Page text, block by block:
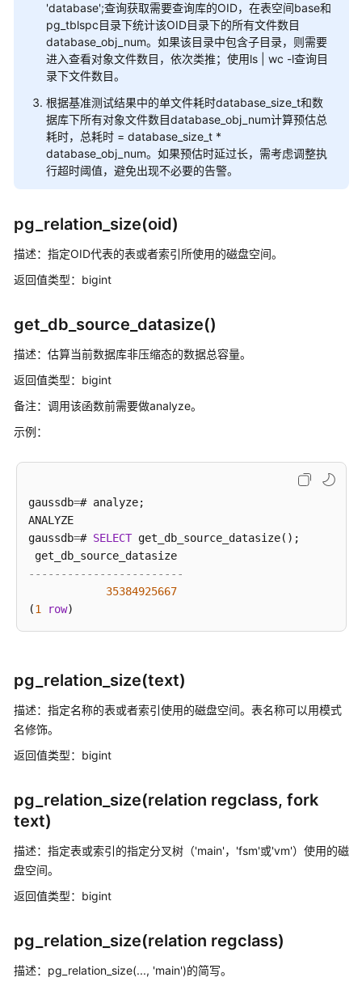
系
统
概
述
数
据
库
安
全
据
使
用
开
设
计
用
程
序
开
程
优
南
SQL
键
数
据
'database';查询获取需要查询库的OID，在表空间base和
pg_tblspc目录下统计该OID目录下的所有文件数目
database_obj_num。如果该目录中包含子目录，则需要
进入查看对象文件数目，依次类推；使用ls | wc -l查询目
录下文件数目。
根据基准测试结果中的单文件耗时database_size_t和数
据库下所有对象文件数目database_obj_num计算预估总
耗时，总耗时 = database_size_t *
database_obj_num。如果预估时延过长，需考虑调整执
行超时阈值，避免出现不必要的告警。
pg_relation_size(oid)
描述：指定OID代表的表或者索引所使用的磁盘空间。
返回值类型：bigint
get_db_source_datasize()
描述：估算当前数据库非压缩态的数据总容量。
返回值类型：bigint
备注：调用该函数前需要做analyze。
示例：
gaussdb=# analyze;
ANALYZE
gaussdb=# SELECT get_db_source_datasize();
------------------------
35384925667
(1 row
pg_relation_size(text)
描述：指定名称的表或者索引使用的磁盘空间。表名称可以用模式
名修饰。
返回值类型：bigint
pg_relation_size(relation regclass, fork
text)
描述：指定表或索引的指定分叉树（'main'，'fsm'或'vm'）使用的磁
盘空间。
返回值类型：bigint
pg_relation_size(relation regclass)
描述：pg_relation_size(..., 'main')的简写。